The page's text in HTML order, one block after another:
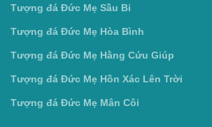
Tượng đá Đức Mẹ Sầu Bi
Tượng đá Đức Mẹ Hòa Bình
Tượng đá Đức Mẹ Hằng Cứu Giúp
Tượng đá Đức Mẹ Hồn Xác Lên Trời
Tượng đá Đức Mẹ Mân Côi